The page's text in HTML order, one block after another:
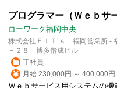
プログラマー（Ｗｅｂサ
ローワーク福岡中央
株式会社ＦＩＴ’ｓ 福岡営業所 -
－２８ 博多偕成ビル
正社員
月給 230,000円 ～ 400,000円
Ｗｅｂサービス用システムの機